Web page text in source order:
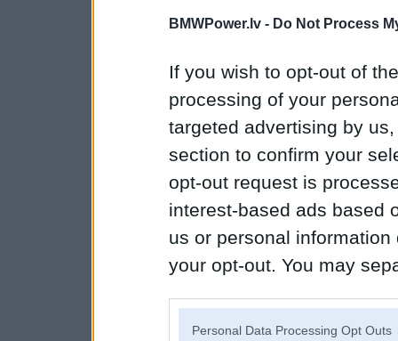
BMWPower.lv - Do Not Process
If you wish to opt-out of
processing of your
targeted advertising by
section to confirm your
opt-out request is
interest-based ads based
us or personal
your opt-out. You may
Personal Data Processing Opt Outs